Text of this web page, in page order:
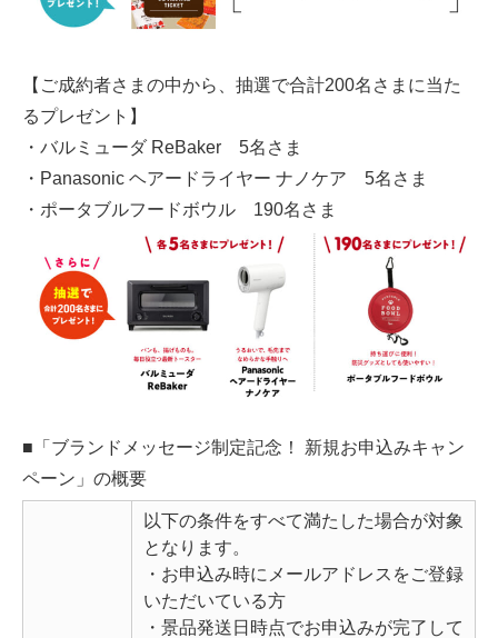
【ご成約者さまの中から、抽選で合計200名さまに当た
るプレゼント】
・バルミューダ ReBaker 5名さま
・Panasonic ヘアードライヤー ナノケア 5名さま
・ポータブルフードボウル 190名さま
■「ブランドメッセージ制定記念！ 新規お申込みキャン
ペーン」の概要
以下の条件をすべて満たした場合が対象
となります。
・お申込み時にメールアドレスをご登録
いただいている方
・景品発送日時点でお申込みが完了して